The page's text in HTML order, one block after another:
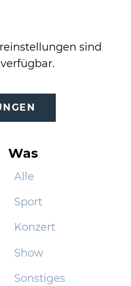
sind
Was
Alle
Sport
Konzert
Show
Sonstiges